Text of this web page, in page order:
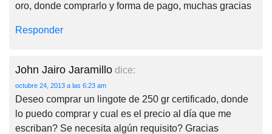
oro, donde comprarlo y forma de pago, muchas gracias
Responder
John Jairo Jaramillo dice:
octubre 24, 2013 a las 6:23 am
Deseo comprar un lingote de 250 gr certificado, donde
lo puedo comprar y cual es el precio al día que me
escriban? Se necesita algún requisito? Gracias